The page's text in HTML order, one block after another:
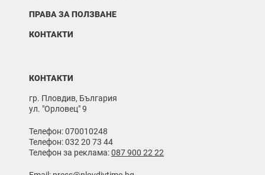
ПРАВА ЗА ПОЛЗВАНЕ
КОНТАКТИ
КОНТАКТИ
гр. Пловдив, България
ул. "Орловец" 9
Телефон: 070010248
Телефон: 032 20 73 44
Телефон за реклама:087 900 22 22